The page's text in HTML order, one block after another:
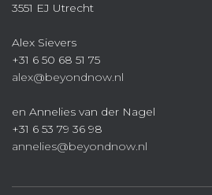
3551 EJ Utrecht
Alex Sievers
+31 6 50 68 51 75
alex@beyondnow.nl
en Annelies van der Nagel
+31 6 53 79 36 98
annelies@beyondnow.nl